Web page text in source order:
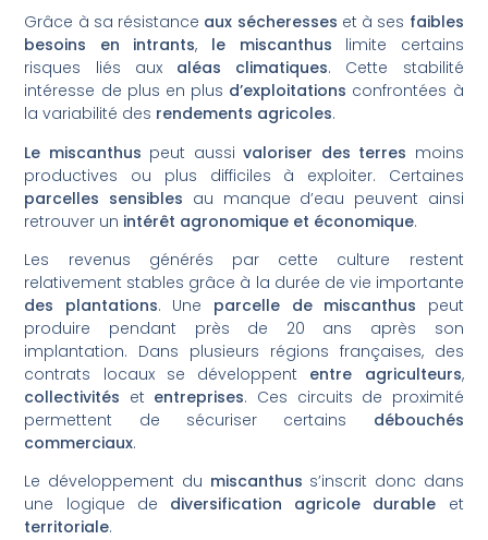
Grâce à sa résistance aux sécheresses et à ses faibles
besoins en intrants, le miscanthus limite certains
risques liés aux aléas climatiques. Cette stabilité
intéresse de plus en plus d’exploitations confrontées à
la variabilité des rendements agricoles.
Le miscanthus peut aussivaloriser des terres moins
productives ou plus difficiles à exploiter. Certaines
parcelles sensibles au manque d’eau peuvent ainsi
retrouver un intérêt agronomique et économique.
Les revenus générés par cette culture restent
relativement stables grâce à la durée de vie importante
des plantations. Une parcelle de miscanthus peut
produire pendant près de 20 ans après son
implantation. Dans plusieurs régions françaises, des
contrats locaux se développent entre agriculteurs,
collectivités et entreprises. Ces circuits de proximité
permettent de sécuriser certains débouchés
commerciaux.
Le développement du miscanthus s’inscrit donc dans
une logique de diversification agricole durable et
territoriale.